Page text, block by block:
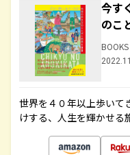
今す
のこ
世界を４０年以上歩いて
けする、人生を輝かせる